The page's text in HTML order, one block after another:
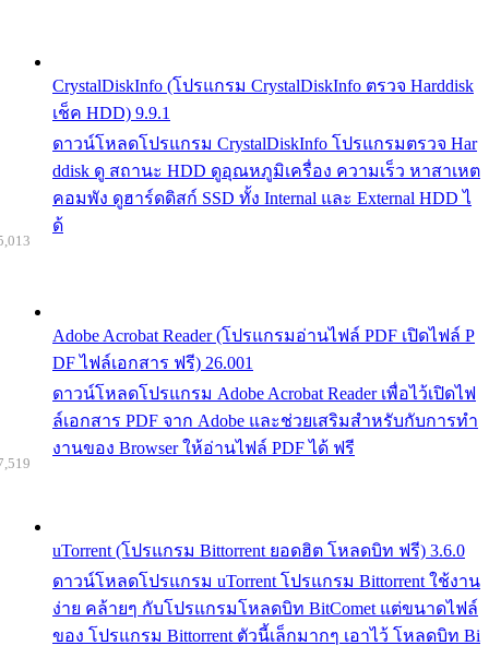
CrystalDiskInfo (โปรแกรม CrystalDiskInfo ตรวจ Harddisk
เช็ค HDD) 9.9.1
ดาวน์โหลดโปรแกรม CrystalDiskInfo โปรแกรมตรวจ Har
ddisk ดู สถานะ HDD ดูอุณหภูมิเครื่อง ความเร็ว หาสาเหต
คอมพัง ดูฮาร์ดดิสก์ SSD ทั้ง Internal และ External HDD ไ
ด้
Adobe Acrobat Reader (โปรแกรมอ่านไฟล์ PDF เปิดไฟล์ P
DF ไฟล์เอกสาร ฟรี) 26.001
ดาวน์โหลดโปรแกรม Adobe Acrobat Reader เพื่อไว้เปิดไฟ
ล์เอกสาร PDF จาก Adobe และช่วยเสริมสำหรับกับการทำ
งานของ Browser ให้อ่านไฟล์ PDF ได้ ฟรี
uTorrent (โปรแกรม Bittorrent ยอดฮิต โหลดบิท ฟรี) 3.6.0
ดาวน์โหลดโปรแกรม uTorrent โปรแกรม Bittorrent ใช้งาน
ง่าย คล้ายๆ กับโปรแกรมโหลดบิท BitComet แต่ขนาดไฟล์
ของ โปรแกรม Bittorrent ตัวนี้เล็กมากๆ เอาไว้ โหลดบิท Bi